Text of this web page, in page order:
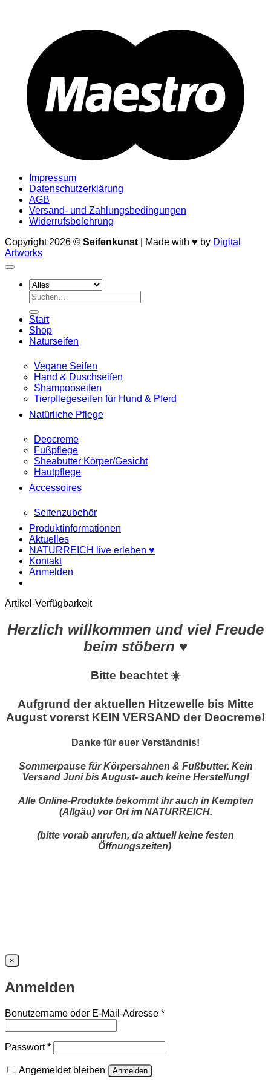
Impressum
Datenschutzerklärung
AGB
Versand- und Zahlungsbedingungen
Widerrufsbelehrung
Copyright 2026 © Seifenkunst | Made with ♥ by Digital
Artworks
Suche
nach:
Start
Shop
Naturseifen
Vegane Seifen
Hand & Duschseifen
Shampooseifen
Tierpflegeseifen für Hund & Pferd
Natürliche Pflege
Deocreme
Fußpflege
Sheabutter Körper/Gesicht
Hautpflege
Accessoires
Seifenzubehör
Produktinformationen
Aktuelles
NATURREICH live erleben ♥
Kontakt
Anmelden
Artikel-Verfügbarkeit
Herzlich willkommen und viel Freude
beim stöbern ♥
Bitte beachtet ☀️
Aufgrund der aktuellen Hitzewelle bis Mitte
August vorerst KEIN VERSAND der Deocreme!
Danke für euer Verständnis!
Sommerpause für Körpersahnen & Fußbutter. Kein
Versand Juni bis August- auch keine Herstellung!
Alle Online-Produkte bekommt ihr auch in Kempten
(Allgäu) vor Ort im NATURREICH.
(bitte vorab anrufen, da aktuell keine festen
Öffnungszeiten)
×
Anmelden
Benutzername oder E-Mail-Adresse *Erforderlich
Passwort*Erforderlich
Angemeldet bleiben Anmelden